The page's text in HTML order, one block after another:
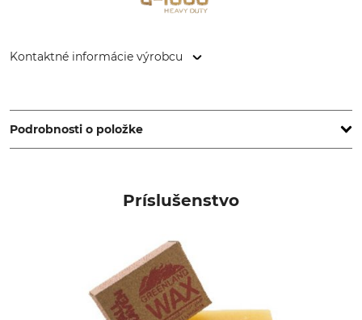
Kontaktné informácie výrobcu
Sweden, www.fjallraven.com
Podrobnosti o položke
Sušenie
Nesušte v sušičke
Príslušenstvo